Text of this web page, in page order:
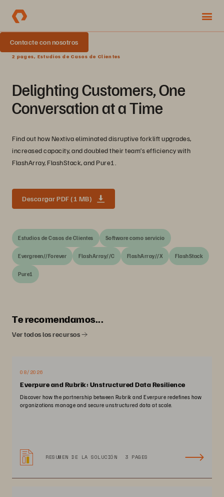
Contacte con nosotros
2 pages, Estudios de Casos de Clientes
Delighting Customers, One
Conversation at a Time
Find out how Nextiva eliminated disruptive forklift upgrades,
increased capacity, and doubled their team’s efficiency with
FlashArray, FlashStack, and Pure1.
Descargar PDF (1 MB)
Estudios de Casos de Clientes Software como servicio
Evergreen//Forever FlashArray//C FlashArray//X FlashStack
Pure1
Te recomendamos...
Ver todos los recursos
08/2026
Everpure and Rubrik: Unstructured Data Resilience
Discover how the partnership between Rubrik and Everpure redefines how
organizations manage and secure unstructured data at scale.
RESUMEN DE LA SOLUCIÓN 3 PAGES